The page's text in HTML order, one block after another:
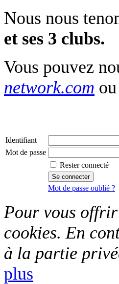
Nous nous
et ses 3 clubs.
Vous pouvez
network.com
Identifiant
Mot de passe
Rester connecté
Mot de passe oublié ?
Pour vous
cookies. En
à la partie
plus